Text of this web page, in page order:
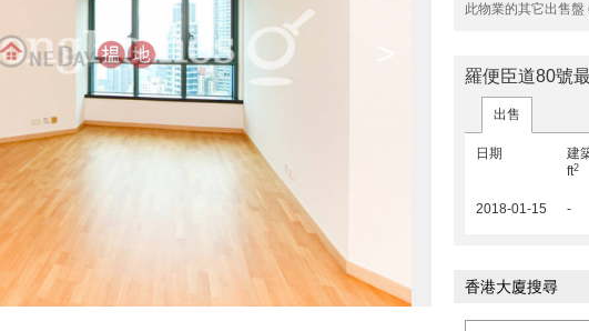
此物業的其它出售盤
羅便臣道80號
出售
日期
建
ft2
2018-01-15 -
香港大廈搜尋